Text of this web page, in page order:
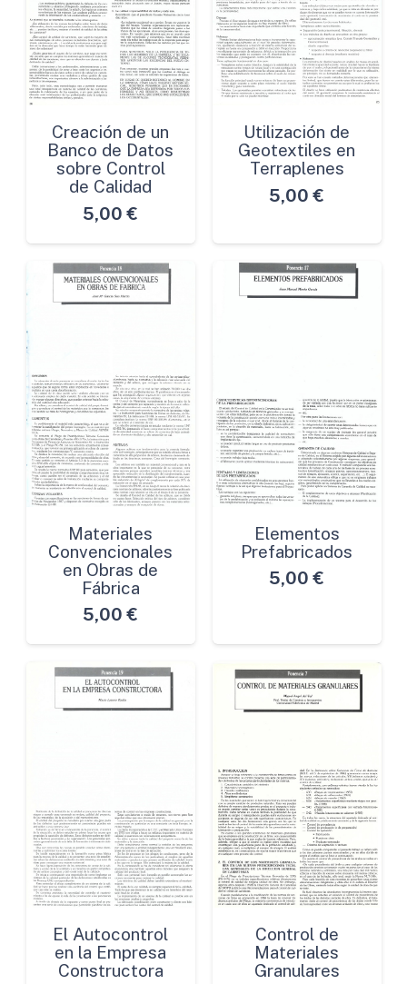
Creación de un
Banco de Datos
sobre Control
de Calidad
5,00 €
Utilización de
Geotextiles en
Terraplenes
5,00 €
Materiales
Convencionales
en Obras de
Fábrica
5,00 €
Elementos
Prefabricados
5,00 €
El Autocontrol
en la Empresa
Constructora
Control de
Materiales
Granulares